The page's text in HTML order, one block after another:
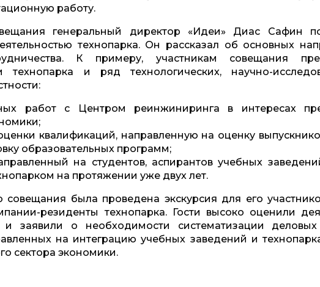
работу.
генеральный директор «Идеи» Диас Сафин
технопарка. Он рассказал об основных
К примеру, участникам совещания
технопарка и ряд технологических, научно-
работ с Центром реинжиниринга в интересах
квалификаций, направленную на оценку
образовательных программ;
на студентов, аспирантов учебных
на протяжении уже двух лет.
была проведена экскурсия для его
резиденты технопарка. Гости высоко оценили
заявили о необходимости систематизации
на интеграцию учебных заведений и
сектора экономики.